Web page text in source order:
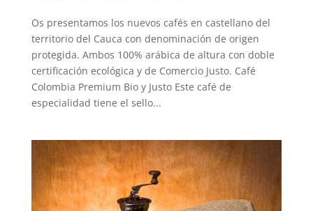
Os presentamos los nuevos cafés en castellano del
territorio del Cauca con denominación de origen
protegida. Ambos 100% arábica de altura con doble
certificación ecológica y de Comercio Justo. Café
Colombia Premium Bio y Justo Este café de
especialidad tiene el sello...